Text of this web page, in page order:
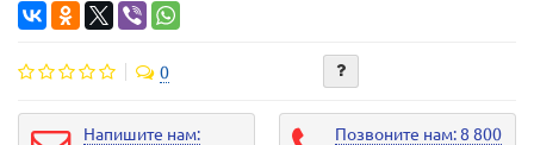
0
Напишите нам:
Позвоните нам: 8 800